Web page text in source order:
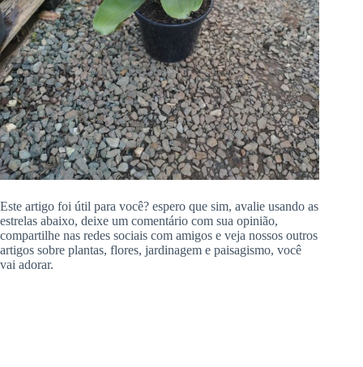
Este artigo foi útil para você? espero que sim, avalie usando as
estrelas abaixo, deixe um comentário com sua opinião,
compartilhe nas redes sociais com amigos e veja nossos outros
artigos sobre plantas, flores, jardinagem e paisagismo, você
vai adorar.